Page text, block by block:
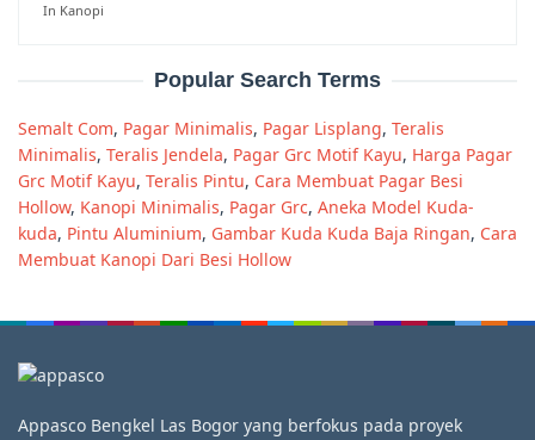
In Kanopi
Popular Search Terms
Semalt Com, Pagar Minimalis, Pagar Lisplang, Teralis
Minimalis, Teralis Jendela, Pagar Grc Motif Kayu, Harga Pagar
Grc Motif Kayu, Teralis Pintu, Cara Membuat Pagar Besi
Hollow, Kanopi Minimalis, Pagar Grc, Aneka Model Kuda-
kuda, Pintu Aluminium, Gambar Kuda Kuda Baja Ringan, Cara
Membuat Kanopi Dari Besi Hollow
Appasco Bengkel Las Bogor yang berfokus pada proyek